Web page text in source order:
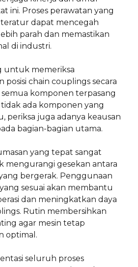
ini. Proses perawatan yang
dapat mencegah
parah dan memastikan
di industri.
untuk memeriksa
posisi chain couplings secara
semua komponen terpasang
ada komponen yang
periksa juga adanya keausan
bagian-bagian utama.
yang tepat sangat
gesekan antara
bergerak. Penggunaan
sesuai akan membantu
dan meningkatkan daya
Rutin membersihkan
agar mesin tetap
optimal.
seluruh proses